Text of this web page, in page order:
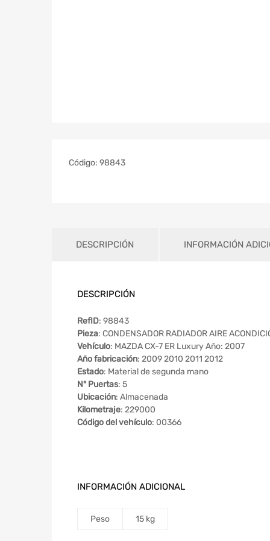
Código: 98843
DESCRIPCIÓN INFORMACIÓN
DESCRIPCIÓN
RefID: 98843
Pieza: CONDENSADOR RADIADOR AIRE
Vehículo: MAZDA CX-7 ER Luxury Año: 2007
Año fabricación: 2009 2010 2011 2012
Estado: Material de segunda mano
Nº Puertas: 5
Ubicación: Almacenada
Kilometraje: 229000
Código del vehículo: 00366
INFORMACIÓN ADICIONAL
Peso 15 kg